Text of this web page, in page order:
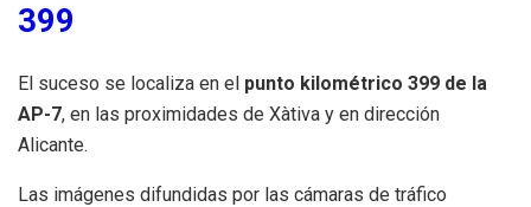
399
El suceso se localiza en el punto kilométrico 399 de la
AP-7, en las proximidades de Xàtiva y en dirección
Alicante.
Las imágenes difundidas por las cámaras de tráfico